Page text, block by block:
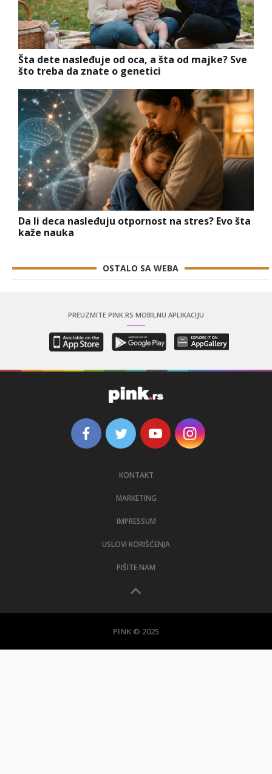
Šta dete nasleđuje od oca, a šta od majke? Sve
što treba da znate o genetici
Da li deca nasleđuju otpornost na stres? Evo šta
kaže nauka
OSTALO SA WEBA
PREUZMITE PINK.RS MOBILNU APLIKACIJU
KONTAKT
MARKETING
IMPRESSUM
USLOVI KORIŠĆENJA
PIŠITE NAM
PINK © 2025